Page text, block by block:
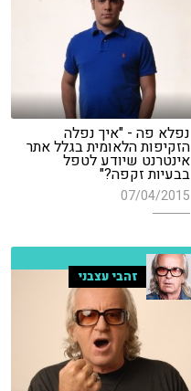
נפלא פה - "איך נפלה
הזקיפות הלאומית בגלל אתר
אינטרנט שיודע לטפל
בבעיות זקפה?"
07/04/2015
זהבי עצבני